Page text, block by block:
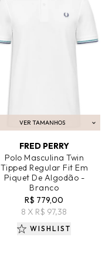
VER TAMANHOS
ADICIONAR AO CARRINHO
FRED PERRY
Polo Masculina Twin
Tipped Regular Fit Em
Piquet De Algodão -
Branco
R$ 779,00
8 X R$ 97,38
WISHLIST